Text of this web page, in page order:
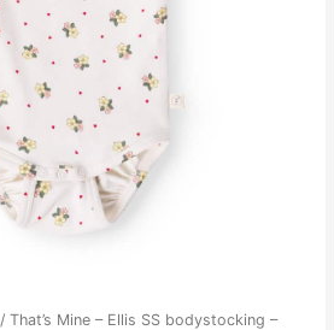
/ That’s Mine – Ellis SS bodystocking –